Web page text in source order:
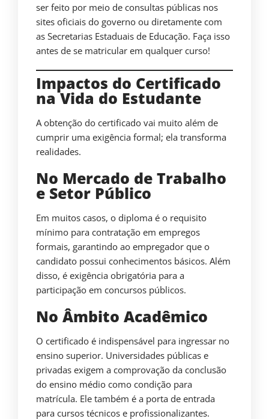
ser feito por meio de consultas públicas nos
sites oficiais do governo ou diretamente com
as Secretarias Estaduais de Educação. Faça isso
antes de se matricular em qualquer curso!
Impactos do Certificado
na Vida do Estudante
A obtenção do certificado vai muito além de
cumprir uma exigência formal; ela transforma
realidades.
No Mercado de Trabalho
e Setor Público
Em muitos casos, o diploma é o requisito
mínimo para contratação em empregos
formais, garantindo ao empregador que o
candidato possui conhecimentos básicos. Além
disso, é exigência obrigatória para a
participação em concursos públicos.
No Âmbito Acadêmico
O certificado é indispensável para ingressar no
ensino superior. Universidades públicas e
privadas exigem a comprovação da conclusão
do ensino médio como condição para
matrícula. Ele também é a porta de entrada
para cursos técnicos e profissionalizantes.